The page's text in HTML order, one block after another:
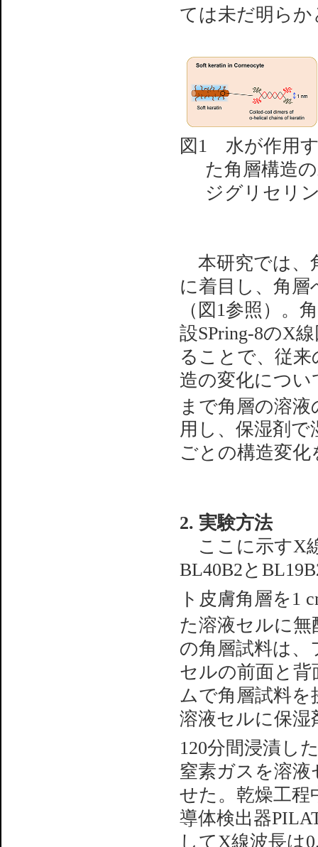
ては未だ明ら
図1 水が作用
た角層構造
ジグリセリ
本研究では、
に着目し、角
（図1参照）。
設SPring-8のX
ることで、従
造の変化につ
まで角層の溶
用し、保湿剤
ごとの構造変
2. 実験方法
ここに示すX
BL40B2と
ト皮膚角層を1
た溶液セルに
の角層試料は
セルの前面と
ムで角層試料を
溶液セルに保湿
120分間浸漬し
窒素ガスを溶
せた。乾燥工程
導体検出器
してX線波長は